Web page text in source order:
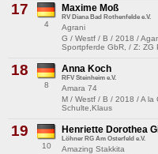
17
4
Maxime Moß
RV Diana Bad Rothenfelde e.V.
Agrani
G / Westf / B / 2018 /
Sportpferde GbR, / Z: ZG
18
8
Anna Koch
RFV Steinheim e.V.
Amara 74
M / Westf / B / 2018 / A la
Schulte,Klaus
19
10
Henriette Dorothea
Löhner RG Am Osterfeld e.V.
Amazing Stakkita